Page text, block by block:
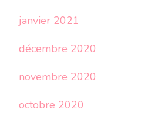
janvier 2021
décembre 2020
novembre 2020
octobre 2020